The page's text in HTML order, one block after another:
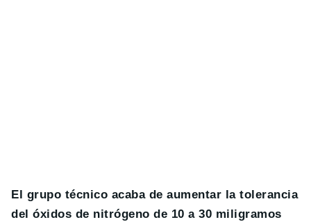
El grupo técnico acaba de aumentar la tolerancia
del óxidos de nitrógeno de 10 a 30 miligramos